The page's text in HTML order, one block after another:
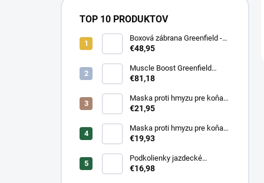
TOP 10 PRODUKTOV
Boxová zábrana Greenfield -
modrá/modrá -
€48,95
Muscle Boost Greenfield
Equine 1,5 kg – DUO PACK
€81,18
Maska proti hmyzu pre koňa
strečová Waldhausen s
€21,95
Maska proti hmyzu pre koňa
strečová Waldhausen
€19,93
Podkolienky jazdecké
Makebe Pro Rider
€16,98